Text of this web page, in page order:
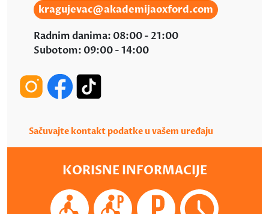
kragujevac@akademijaoxford.com
Radnim danima: 08:00 - 21:00
Subotom: 09:00 - 14:00
Sačuvajte kontakt podatke u vašem uređaju
KORISNE INFORMACIJE